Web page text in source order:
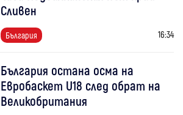
Сливен
България 16:34
България остана осма на
Евробаскет U18 след обрат на
Великобритания